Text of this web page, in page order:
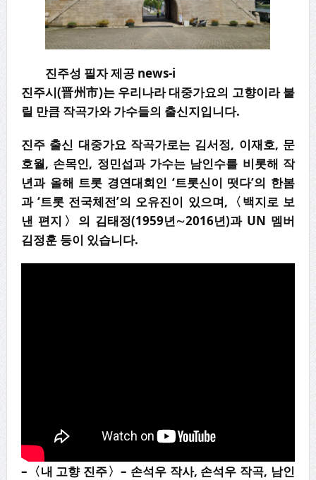
진주성 필자 제공 news-i
진주시(晋州市)는 우리나라 대중가요의 고향이라 불
릴 만큼 작곡가와 가수들의 출신지입니다.
진주 출신 대중가요 작곡가로는 김서정, 이재호, 문
호월, 손목인, 정민섭과 가수는 남인수를 비롯해 작
년과 올해 트롯 경연대회인 ‘트롯신이 떳다’의 한봄
과 ‘트롯 전국체전’의 오유진이 있으며,〈백지로 보
낸 편지〉의 김태정(1959년∼2016년)과 UN 멤버
김정훈 등이 있습니다.
– 〈내 고향 진주〉 – 손석우 작사, 손석우 작곡, 남인